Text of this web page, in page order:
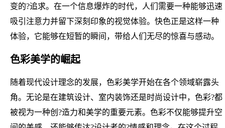
变的?追求。在一个信息爆炸的时代，人们需要一种能够迅速
吸引注意力并留下深刻印象的视觉体验。快色正是这样一种
体验，它能够在短暂的瞬间，带给人们无尽的惊喜与感动。
色彩美学的崛起
随着现代设计理念的发展，色彩美学开始在各个领域崭露头
角。无论是在建筑设计、室内装饰还是时尚设计中，色彩?都
被视为一种创?造力和美学的重要元素。色彩不仅能够提升空